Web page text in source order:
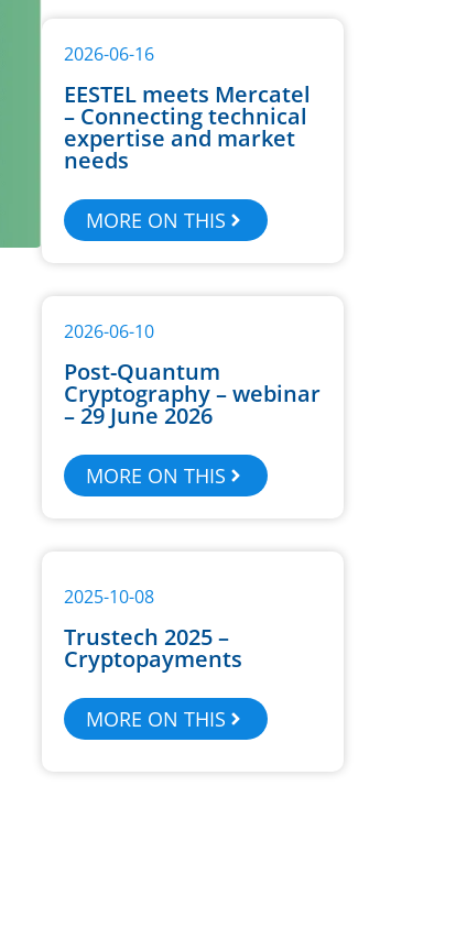
2026-06-16
EESTEL meets Mercatel
– Connecting technical
expertise and market
needs
MORE ON THIS
2026-06-10
Post-Quantum
Cryptography – webinar
– 29 June 2026
MORE ON THIS
2025-10-08
Trustech 2025 –
Cryptopayments
MORE ON THIS